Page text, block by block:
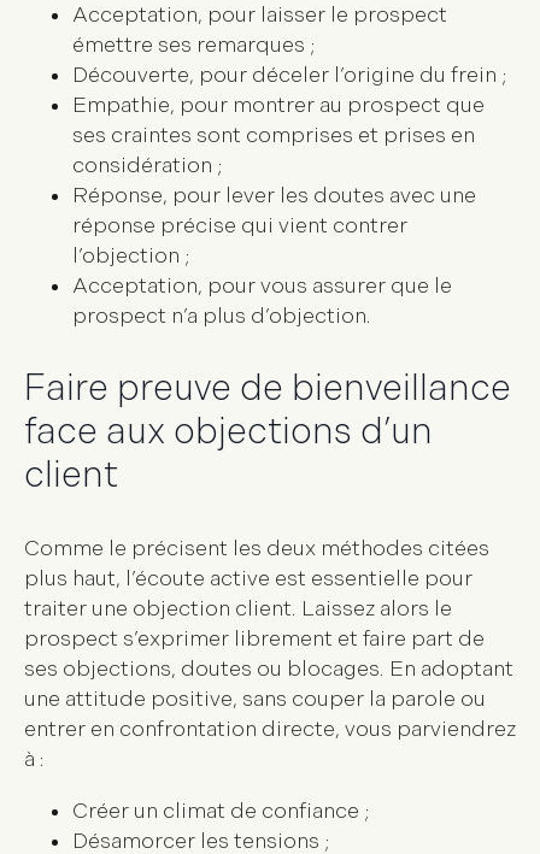
Acceptation, pour laisser le prospect
émettre ses remarques ;
Découverte, pour déceler l’origine du frein ;
Empathie, pour montrer au prospect que
ses craintes sont comprises et prises en
considération ;
Réponse, pour lever les doutes avec une
réponse précise qui vient contrer
l’objection ;
Acceptation, pour vous assurer que le
prospect n’a plus d’objection.
Faire preuve de bienveillance
face aux objections d’un
client
Comme le précisent les deux méthodes citées
plus haut, l’écoute active est essentielle pour
traiter une objection client. Laissez alors le
prospect s’exprimer librement et faire part de
ses objections, doutes ou blocages. En adoptant
une attitude positive, sans couper la parole ou
entrer en confrontation directe, vous parviendrez
à :
Créer un climat de confiance ;
Désamorcer les tensions ;